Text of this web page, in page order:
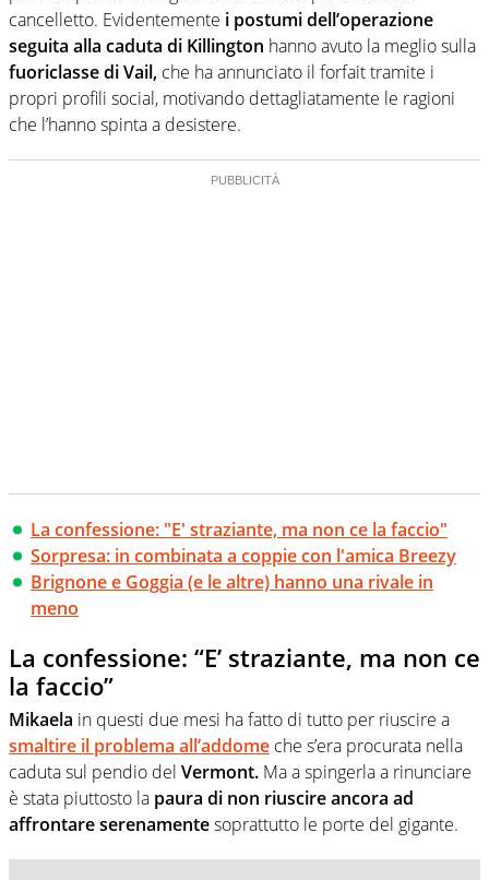
cancelletto. Evidentemente i postumi dell’operazione
seguita alla caduta di Killington hanno avuto la meglio sulla
fuoriclasse di Vail, che ha annunciato il forfait tramite i
propri profili social, motivando dettagliatamente le ragioni
che l’hanno spinta a desistere.
La confessione: "E' straziante, ma non ce la faccio"
Sorpresa: in combinata a coppie con l'amica Breezy
Brignone e Goggia (e le altre) hanno una rivale in
meno
La confessione: “E’ straziante, ma non ce
la faccio”
Mikaela in questi due mesi ha fatto di tutto per riuscire a
smaltire il problema all’addome che s’era procurata nella
caduta sul pendio del Vermont. Ma a spingerla a rinunciare
è stata piuttosto la paura di non riuscire ancora ad
affrontare serenamentesoprattutto le porte del gigante.